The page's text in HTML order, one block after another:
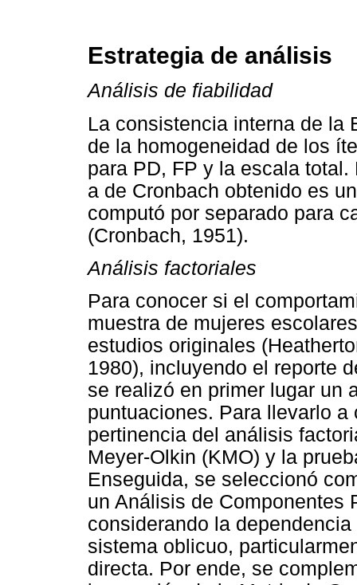
Estrategia de análisis
Análisis de fiabilidad
La consistencia interna de la
de la homogeneidad de los
para PD, FP y la escala
a de Cronbach obtenido es
computó por separado para
(Cronbach, 1951).
Análisis factoriales
Para conocer si el
muestra de mujeres
estudios originales
1980), incluyendo el reporte
se realizó en primer lugar un
puntuaciones. Para llevarlo
pertinencia del análisis
Meyer-Olkin (KMO) y la
Enseguida, se seleccionó
un Análisis de Componentes
considerando la
sistema oblicuo,
directa. Por ende, se